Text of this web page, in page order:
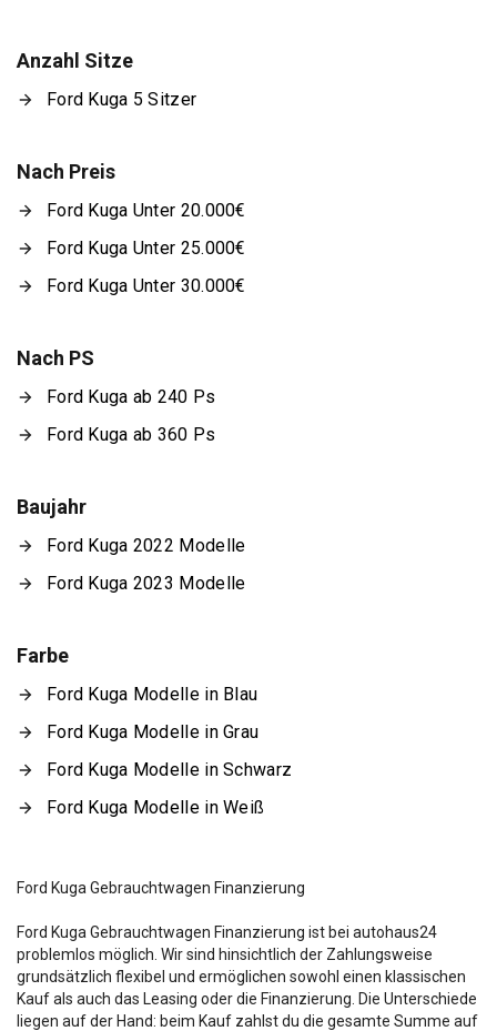
Anzahl Sitze
Ford Kuga 5 Sitzer
Nach Preis
Ford Kuga Unter 20.000€
Ford Kuga Unter 25.000€
Ford Kuga Unter 30.000€
Nach PS
Ford Kuga ab 240 Ps
Ford Kuga ab 360 Ps
Baujahr
Ford Kuga 2022 Modelle
Ford Kuga 2023 Modelle
Farbe
Ford Kuga Modelle in Blau
Ford Kuga Modelle in Grau
Ford Kuga Modelle in Schwarz
Ford Kuga Modelle in Weiß
Ford Kuga Gebrauchtwagen Finanzierung
Ford Kuga Gebrauchtwagen Finanzierung ist bei autohaus24
problemlos möglich. Wir sind hinsichtlich der Zahlungsweise
grundsätzlich flexibel und ermöglichen sowohl einen klassischen
Kauf als auch das Leasing oder die Finanzierung. Die Unterschiede
liegen auf der Hand: beim Kauf zahlst du die gesamte Summe auf